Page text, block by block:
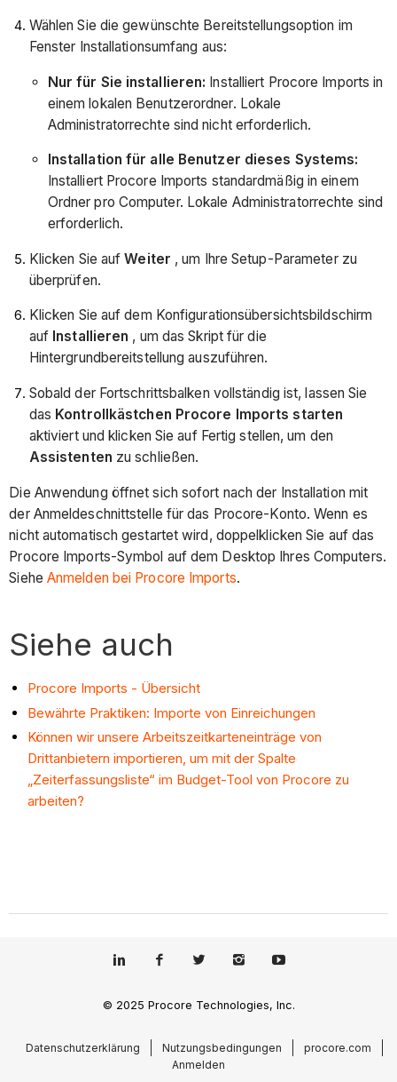
Wählen Sie die gewünschte Bereitstellungsoption im
Fenster Installationsumfang aus:
Nur für Sie installieren: Installiert Procore Imports in
einem lokalen Benutzerordner. Lokale
Administratorrechte sind nicht erforderlich.
Installation für alle Benutzer dieses Systems:
Installiert Procore Imports standardmäßig in einem
Ordner pro Computer. Lokale Administratorrechte sind
erforderlich.
Klicken Sie aufWeiter , um Ihre Setup-Parameter zu
überprüfen.
Klicken Sie auf dem Konfigurationsübersichtsbildschirm
auf Installieren , um das Skript für die
Hintergrundbereitstellung auszuführen.
Sobald der Fortschrittsbalken vollständig ist, lassen Sie
das Kontrollkästchen Procore Imports starten
aktiviert und klicken Sie auf Fertig stellen, um den
Assistenten zu schließen.
Die Anwendung öffnet sich sofort nach der Installation mit
der Anmeldeschnittstelle für das Procore-Konto. Wenn es
nicht automatisch gestartet wird, doppelklicken Sie auf das
Procore Imports-Symbol auf dem Desktop Ihres Computers.
Siehe Anmelden bei Procore Imports.
Siehe auch
Procore Imports - Übersicht
Bewährte Praktiken: Importe von Einreichungen
Können wir unsere Arbeitszeitkarteneinträge von
Drittanbietern importieren, um mit der Spalte
„Zeiterfassungsliste“ im Budget-Tool von Procore zu
arbeiten?
© 2025 Procore Technologies, Inc.
Datenschutzerklärung Nutzungsbedingungen
procore.com
Anmelden